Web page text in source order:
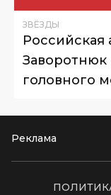
ЗВЁЗДЫ
Российская
Заворотнюк
головного
Реклама